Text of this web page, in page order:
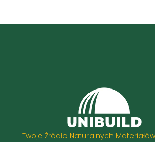
Twoje Źródło Naturalnych